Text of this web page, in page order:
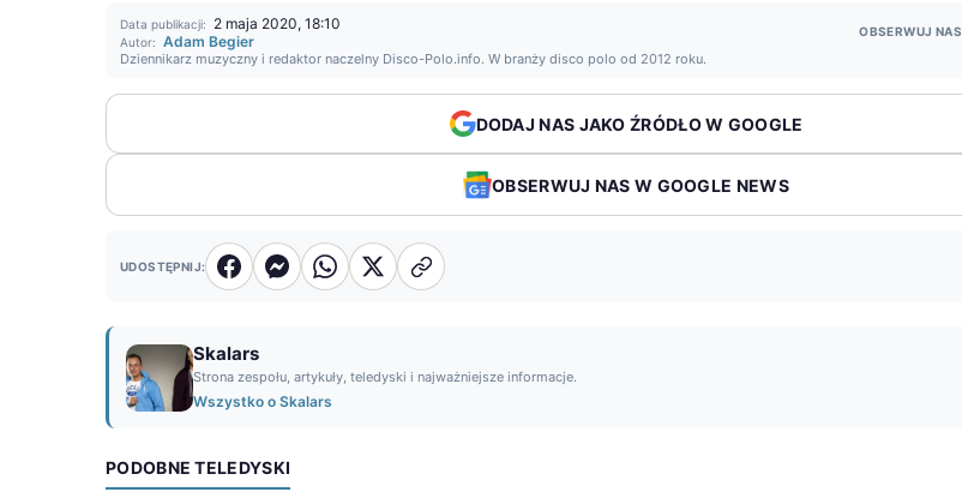
Data publikacji: 2 maja 2020, 18:10
Autor: Adam Begier
Dziennikarz muzyczny i redaktor naczelny Disco-Polo.info. W branży disco polo od 2012 roku.
OBSERWUJ NAS
DODAJ NAS JAKO ŹRÓDŁO W GOOGLE
OBSERWUJ NAS W GOOGLE NEWS
UDOSTĘPNIJ:
Skalars
Strona zespołu, artykuły, teledyski i najważniejsze informacje.
Wszystko o Skalars
PODOBNE TELEDYSKI